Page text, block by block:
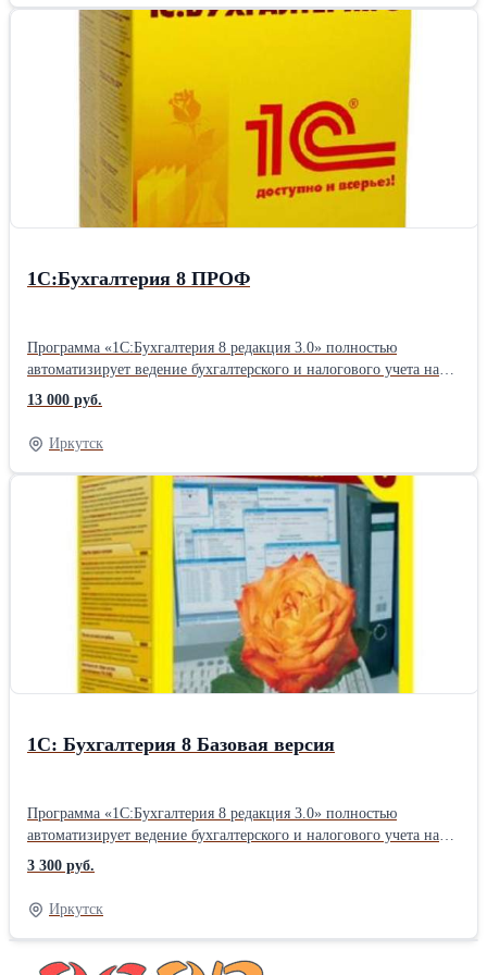
ИТ-инфраструктуры. Мы всегда готовы помочь Вам: *
автоматизировать ведение бухгалтерского и налогового учета; *
автоматизировать работу отдела кадров: от найма сотрудников и
до подготовки отчетов в ПФР и ФСС; * автоматизировать
учет бюджетных учреждений согласно законодательству РФ; *
автоматизировать медицинские организации; * выстроить
прозрачную систему финансового учета, автоматизировать
бюджетирование и казначейство; * автоматизировать розничную
торговлю в соответствии с ФЗ-54 и требованиями маркировки; *
перейти на российское ПО. Вы можете пройти индивидуальное
или корпоративное обучение по работе в 1С в офисе Первого
1C:Бухгалтерия 8 ПРОФ
Программа «1С:Бухгалтерия 8 редакция 3.0» полностью
автоматизирует ведение бухгалтерского и налогового учета на
предприятии. Позволяет работать с различными системами
налогообложения (общей, упрощенной, патентной, в виде
единого налога на вмененный доход для отдельных видов
деятельности). Решает полный комплекс задач бухгалтерской
службы. Преимущества ПРОФ версии: ✔ Учет по нескольким
организациям в единой информационной базе. ✔ Учет в
обособленных подразделениях. ✔ Возможность изменения
(конфигурирования) прикладного решения.Тип: Бухгалтерское
13 000 руб.
Иркутск
1С: Бухгалтерия 8 Базовая версия
Программа «1С:Бухгалтерия 8 редакция 3.0» полностью
автоматизирует ведение бухгалтерского и налогового учета на
предприятии. Позволяет работать с различными системами
налогообложения (общей, упрощенной, патентной, в виде
единого налога на вмененный доход для отдельных видов
деятельности). Решает полный комплекс задач бухгалтерской
службы: ✔ Поддержка разных систем налогообложения, ведение
бухгалтерского и налогового учета, сдача отчетности. ✔ Учет
3 300 руб.
Иркутск